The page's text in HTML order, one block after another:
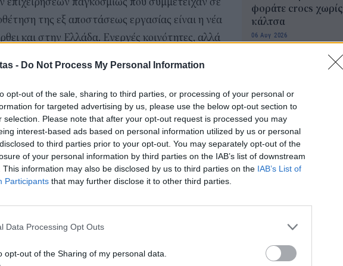
- Do Not Process My Personal Information
opt-out of the sale, sharing to third parties, or processing of your personal or
for targeted advertising by us, please use the below opt-out section to
selection. Please note that after your opt-out request is processed you may
interest-based ads based on personal information utilized by us or personal
to third parties prior to your opt-out. You may separately opt-out of the
of your personal information by third parties on the IAB’s list of downstream
This information may also be disclosed by us to third parties on the IAB’s List of
Participants that may further disclose it to other third parties.
Data Processing Opt Outs
opt-out of the Sharing of my personal data.
της εξ αποστάσεως εργασίας είναι η νέα
και στην Ελλάδα. Ενεργές κοινότητες, αλλά
μόνο στην Αθήνα αλλά στη Ρόδο, στην Κρήτη,
τους εργαζόμενους σε μια χώρα; Το γεγονός ότι
αναδεικνύει τη σπουδαιότητα της
κι εδώ «κουμπώνει» το πλαίσιο των
όμως, έχει ακόμα «κενά». Φυσικά ψηλά στη
ζωής και επ’ αυτού είναι λίαν αποκαλυπτική η
όπου η Ελλάδα κατατάσσεται 34ηστις
Ωστόσο, ειδικά όσον αφορά στο κριτήριο της
θετικό πρόσημο, με αποτέλεσμα στην
19
η
φοράτε crocs χωρίς
κάλτσα
06 Αυγ 2026
αναδρομικά έως
20.000 ευρώ – Τι
πρέπει να ελέγξουν
04 Αυγ 2026
e-ΕΦΚΑ: Ποιοι
δικαιούνται
Εκπαιδευτικοί: Αύριο
(5/8) ξεκινούν οι